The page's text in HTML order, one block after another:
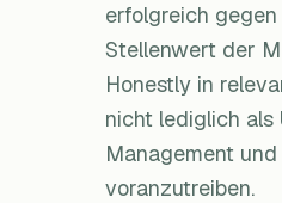
erfolgreich
Stellenwert der
Honestly in
nicht lediglich als
Management
voranzutreiben.